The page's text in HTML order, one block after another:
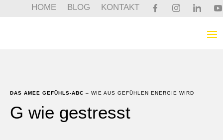
HOME BLOG KONTAKT
DAS AMEE GEFÜHLS-ABC – WIE AUS GEFÜHLEN ENERGIE WIRD
G wie gestresst